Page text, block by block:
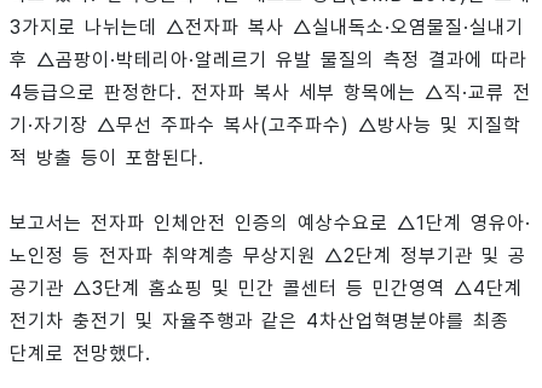
3가지로 나뉘는데 △전자파 복사 △실내독소·오염물질·실내기
후 △곰팡이·박테리아·알레르기 유발 물질의 측정 결과에 따라
4등급으로 판정한다. 전자파 복사 세부 항목에는 △직·교류 전
기·자기장 △무선 주파수 복사(고주파수) △방사능 및 지질학
적 방출 등이 포함된다.
보고서는 전자파 인체안전 인증의 예상수요로 △1단계 영유아·
노인정 등 전자파 취약계층 무상지원 △2단계 정부기관 및 공
공기관 △3단계 홈쇼핑 및 민간 콜센터 등 민간영역 △4단계
전기차 충전기 및 자율주행과 같은 4차산업혁명분야를 최종
단계로 전망했다.